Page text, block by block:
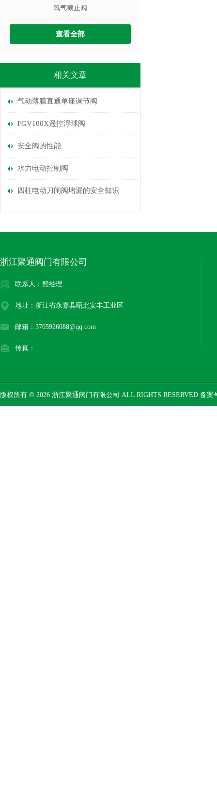
氧气截止阀
查看全部
相关文章
气动薄膜直通单座调节阀
FGV100X遥控浮球阀
安全阀的性能
水力电动控制阀
四柱电动刀闸阀堵漏的安全知识
浙江聚通阀门有限公司
联系人：熊经理
地址：浙江省永嘉县瓯北安丰工业区
邮箱：3705926088@qq.com
传真：
版权所有 © 2026 浙江聚通阀门有限公司 ALL RIGHTS RESERVED 备案